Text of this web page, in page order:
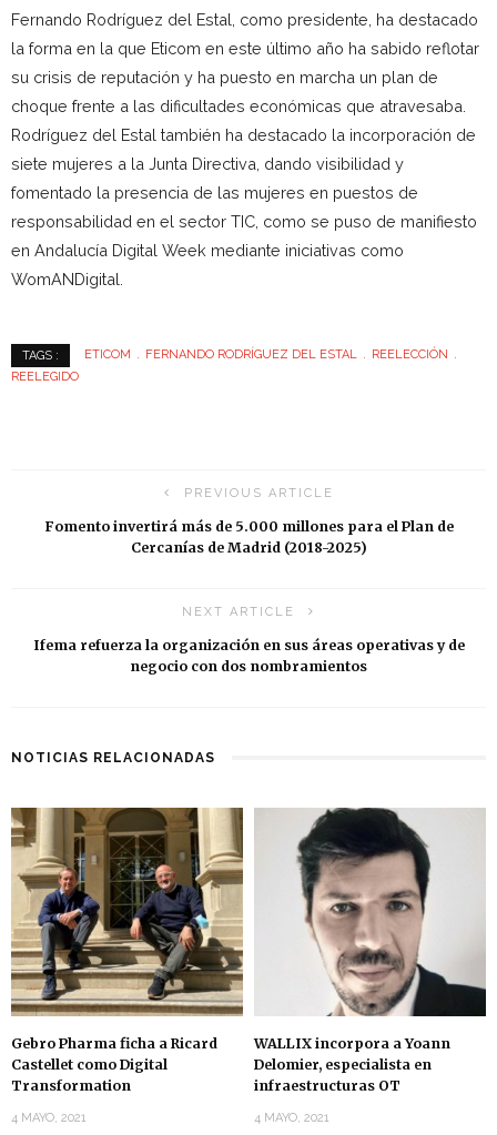
Fernando Rodríguez del Estal, como presidente, ha destacado
la forma en la que Eticom en este último año ha sabido reflotar
su crisis de reputación y ha puesto en marcha un plan de
choque frente a las dificultades económicas que atravesaba.
Rodríguez del Estal también ha destacado la incorporación de
siete mujeres a la Junta Directiva, dando visibilidad y
fomentado la presencia de las mujeres en puestos de
responsabilidad en el sector TIC, como se puso de manifiesto
en Andalucía Digital Week mediante iniciativas como
WomANDigital.
TAGS : ETICOM FERNANDO RODRÍGUEZ DEL ESTAL
REELECCIÓN
REELEGIDO
PREVIOUS ARTICLE
Fomento invertirá más de 5.000 millones para el Plan de
Cercanías de Madrid (2018-2025)
NEXT ARTICLE
Ifema refuerza la organización en sus áreas operativas y de
negocio con dos nombramientos
NOTICIAS RELACIONADAS
Gebro Pharma ficha a Ricard
Castellet como Digital
Transformation
4 MAYO, 2021
WALLIX incorpora a Yoann
Delomier, especialista en
infraestructuras OT
4 MAYO, 2021